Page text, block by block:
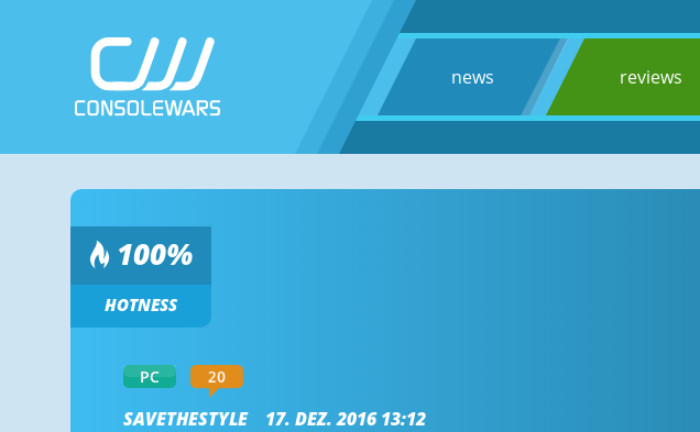
news reviews
100%
HOTNESS
PC 20
SAVETHESTYLE 17. DEZ. 2016 13:12